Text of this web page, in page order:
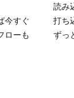
今すぐ​
ローも​
読み
打ち
ずっ